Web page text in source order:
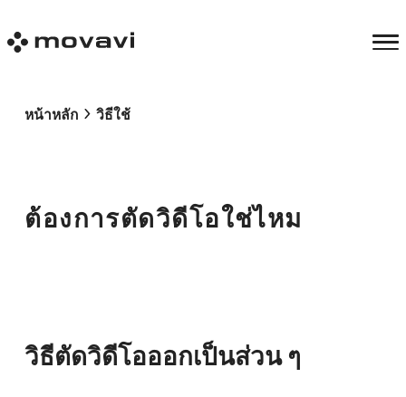
หน้าหลัก วิธีใช้
ต้องการตัดวิดีโอใช่ไหม
วิธีตัดวิดีโอออกเป็นส่วน ๆ